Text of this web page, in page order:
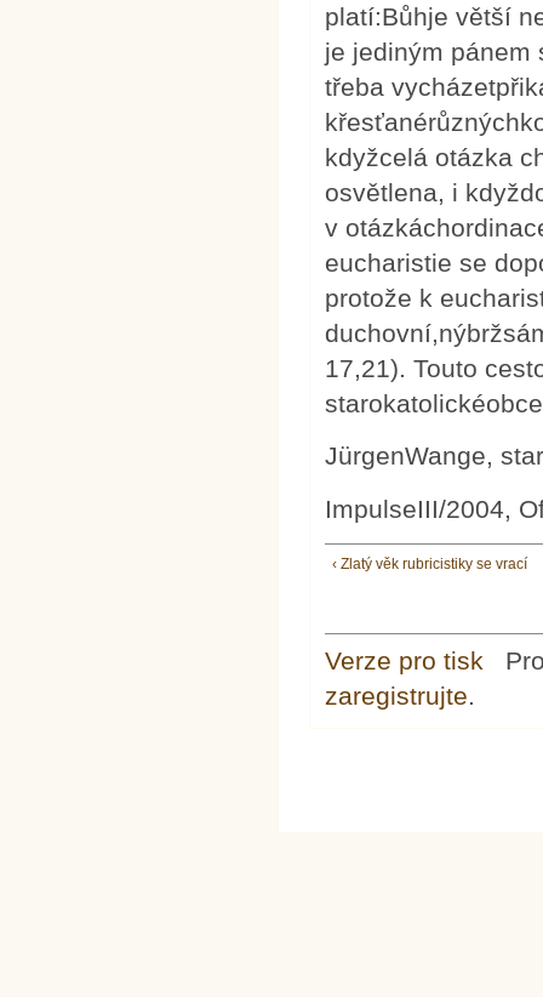
platí:Bůhje větší
je jediným pánem
třeba
kdyžcelá otázka
osvětlena, i
v
eucharistie se
protože k
17,21). Touto
JürgenWange,
ImpulseIII/2004,
‹ Zlatý věk rubricistiky se vrací
Verze pro tisk
zaregistrujte.